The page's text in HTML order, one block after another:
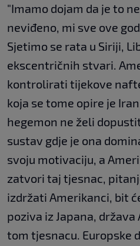
"Imamo dojam da je to
neviđeno, mi sve ove
Sjetimo se rata u Siriji,
ekscentričnih stvari.
kontrolirati tijekove
koja se tome opire je
hegemon ne želi
sustav gdje je ona
svoju motivaciju, a
zatvori taj tjesnac,
izdržati Amerikanci, bit
poziva iz Japana, država
tom tjesnacu. Europske